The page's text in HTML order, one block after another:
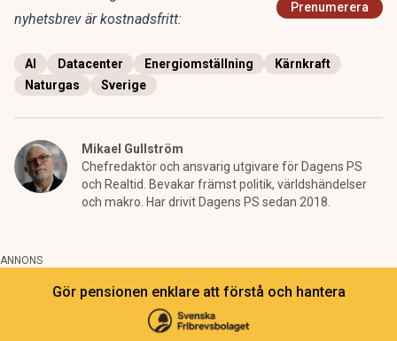
nyhetsbrev är kostnadsfritt:
Prenumerera
AI Datacenter Energiomställning
Kärnkraft
Naturgas
Sverige
Mikael Gullström
Chefredaktör och ansvarig utgivare för Dagens PS
och Realtid. Bevakar främst politik, världshändelser
och makro. Har drivit Dagens PS sedan 2018.
ANNONS
Gör pensionen enklare att förstå och hantera